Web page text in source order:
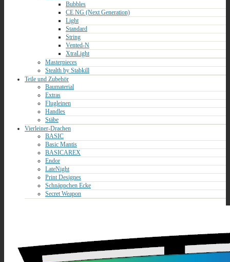
Bubbles
CE NG (Next Generation)
Light
Standard
String
Vented-N
XtraLight
Masterpieces
Stealth by Stabkill
Teile und Zubehör
Baumaterial
Extras
Flugleinen
Handles
Stäbe
Vierleiner-Drachen
BASIC
Basic Mantis
BASICAREX
Endor
LateNight
Print Designes
Schnäppchen Ecke
Secret Weapon